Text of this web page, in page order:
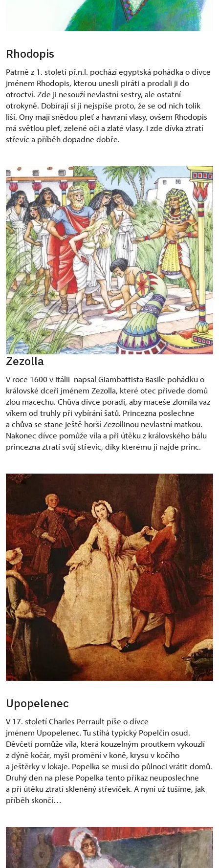
Rhodopis
Patrně z 1. století př.n.l. pochází egyptská pohádka o dívce
jménem Rhodopis, kterou unesli piráti a prodali ji do
otroctví. Zde ji nesouží nevlastní sestry, ale ostatní
otrokyně. Dobírají si ji nejspíše proto, že se od nich tolik
liší. Ony mají snědou pleť a havraní vlasy, ovšem Rhodopis
má světlou pleť, zelené oči a zlaté vlasy. I zde dívka ztratí
střevíc a příběh dopadne dobře.
Zezolla
V roce 1600 v Itálii napsal Giambattista Basile pohádku o
královské dceři jménem Zezolla, které otec přivede domů
zlou macechu. Chůva dívce poradí, aby maceše zlomila vaz
víkem od truhly při vybírání šatů. Princezna poslechne
a chůva se stane ještě horší Zezollinou nevlastní matkou.
Nakonec dívce pomůže víla a při útěku z královského bálu
princezna ztratí svůj střevíc, díky kterému ji najde princ.
Upopelenec
V 17. století Charles Perrault píše o dívce
jménem Upopelenec. Tu stíhá typický Popelčin osud.
Děvčeti pomůže víla, která kouzelným proutkem vykouzlí
z dýně kočár, myši promění v koně, krysu v kočího
a ještěrky v lokaje. Popelka se musí do půlnoci vrátit domů.
Druhý den na plese Popelka tento příkaz neuposlechne
a při útěku ztratí skleněný střevíček. A nyní už tušíme, jak
příběh skončí…